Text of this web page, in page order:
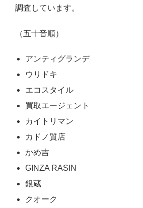
調査しています。
（五十音順）
アンティグランデ
ウリドキ
エコスタイル
買取エージェント
カイトリマン
カドノ質店
かめ吉
GINZA RASIN
銀蔵
クオーク